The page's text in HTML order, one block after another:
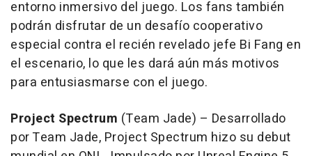
entorno inmersivo del juego. Los fans también
podrán disfrutar de un desafío cooperativo
especial contra el recién revelado jefe Bi Fang en
el escenario, lo que les dará aún más motivos
para entusiasmarse con el juego.
Project Spectrum (Team Jade) – Desarrollado
por Team Jade, Project Spectrum hizo su debut